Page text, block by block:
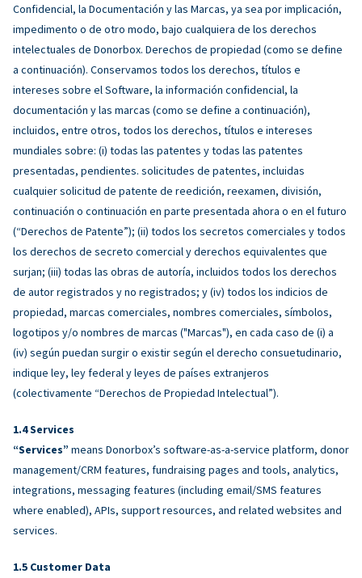
Confidencial, la Documentación y las Marcas, ya sea por implicación,
impedimento o de otro modo, bajo cualquiera de los derechos
intelectuales de Donorbox. Derechos de propiedad (como se define
a continuación). Conservamos todos los derechos, títulos e
intereses sobre el Software, la información confidencial, la
documentación y las marcas (como se define a continuación),
incluidos, entre otros, todos los derechos, títulos e intereses
mundiales sobre: (i) todas las patentes y todas las patentes
presentadas, pendientes. solicitudes de patentes, incluidas
cualquier solicitud de patente de reedición, reexamen, división,
continuación o continuación en parte presentada ahora o en el futuro
(“Derechos de Patente”); (ii) todos los secretos comerciales y todos
los derechos de secreto comercial y derechos equivalentes que
surjan; (iii) todas las obras de autoría, incluidos todos los derechos
de autor registrados y no registrados; y (iv) todos los indicios de
propiedad, marcas comerciales, nombres comerciales, símbolos,
logotipos y/o nombres de marcas ("Marcas"), en cada caso de (i) a
(iv) según puedan surgir o existir según el derecho consuetudinario,
indique ley, ley federal y leyes de países extranjeros
(colectivamente “Derechos de Propiedad Intelectual”).
Services
“Services” means Donorbox’s software-as-a-service platform, donor
management/CRM features, fundraising pages and tools, analytics,
integrations, messaging features (including email/SMS features
where enabled), APIs, support resources, and related websites and
services.
Customer Data